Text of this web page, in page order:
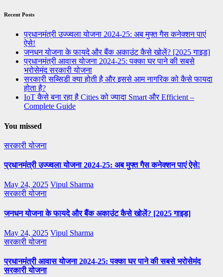
Recent Posts
प्रधानमंत्री उज्ज्वला योजना 2024-25: अब मुफ्त गैस कनेक्शन पाएं
ऐसे!
जनधन योजना के फायदे और बैंक अकाउंट कैसे खोलें? [2025 गाइड]
प्रधानमंत्री आवास योजना 2024-25: पक्का घर पाने की सबसे
भरोसेमंद सरकारी योजना
सरकारी सब्सिडी क्या होती है और इससे आम नागरिक को कैसे फायदा
होता है?
IoT कैसे बना रहा है Cities को ज्यादा Smart और Efficient –
Complete Guide
You missed
सरकारी योजना
प्रधानमंत्री उज्ज्वला योजना 2024-25: अब मुफ्त गैस कनेक्शन पाएं ऐसे!
May 24, 2025 Vipul Sharma
सरकारी योजना
जनधन योजना के फायदे और बैंक अकाउंट कैसे खोलें? [2025 गाइड]
May 24, 2025 Vipul Sharma
सरकारी योजना
प्रधानमंत्री आवास योजना 2024-25: पक्का घर पाने की सबसे भरोसेमंद
सरकारी योजना